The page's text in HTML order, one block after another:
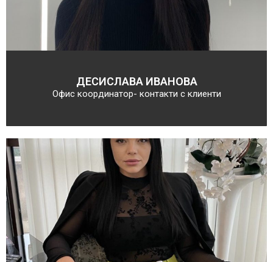
ДЕСИСЛАВА ИВАНОВА
Офис координатор- контакти с клиенти